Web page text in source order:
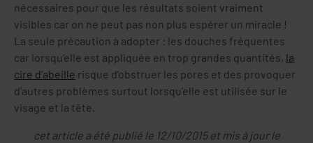
nécessaires pour que les résultats soient vraiment
visibles car on ne peut pas non plus espérer un miracle !
La seule précaution à adopter : les douches fréquentes
car lorsqu’elle est appliquée en trop grandes quantités, la
cire d’abeille risque d’obstruer les pores et des provoquer
d’autres problèmes surtout lorsqu’elle est utilisée sur le
visage et la tête.
cet article a été publié le 12/10/2015 et mis à jour le